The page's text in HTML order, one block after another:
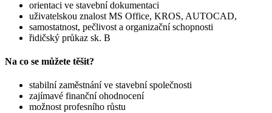
orientaci ve stavební dokumentaci
uživatelskou znalost MS Office, KROS, AUTOCAD,
samostatnost, pečlivost a organizační schopnosti
řidičský průkaz sk. B
Na co se můžete těšit?
stabilní zaměstnání ve stavební společnosti
zajímavé finanční ohodnocení
možnost profesního růstu